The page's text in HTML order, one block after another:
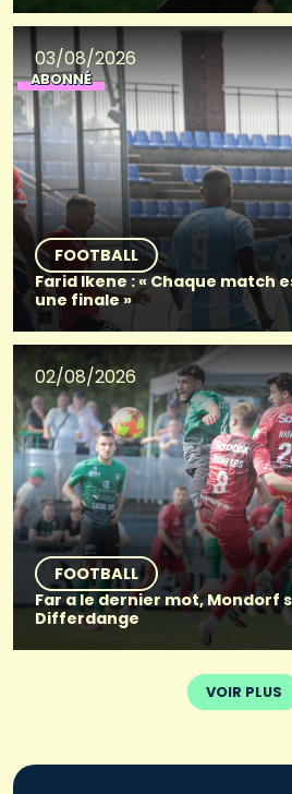
03/08/2026
ABONNÉ
FOOTBALL
Farid Ikene : « Chaque match
une finale »
02/08/2026
FOOTBALL
Far a le dernier mot, Mondorf
Differdange
VOIR PLUS